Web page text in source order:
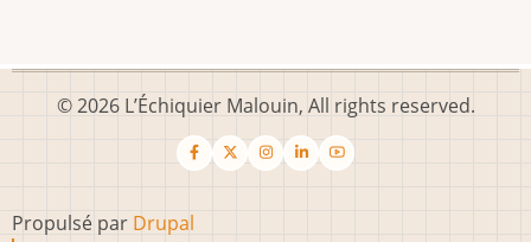
© 2026 L’Échiquier Malouin, All rights reserved.
Propulsé par Drupal